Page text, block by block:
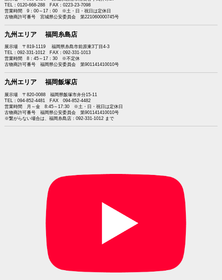
TEL：0120-668-288 FAX：0223-23-7098
営業時間 9：00～17：00 ※土・日・祝日は定休日
古物商許可番号 宮城県公安委員会 第221060000745号
九州エリア 福岡糸島店
展示場 〒819-1119 福岡県糸島市前原東3丁目4-3
TEL：092-331-1012 FAX：092-331-1013
営業時間 8：45～17：30 ※不定休
古物商許可番号 福岡県公安委員会 第901141410010号
九州エリア 福岡飯塚店
展示場 〒820-0088 福岡県飯塚市弁分15-11
TEL：094-852-4481 FAX 094-852-4482
営業時間 月～金 8:45～17:30 ※土・日・祝日は定休日
古物商許可番号 福岡県公安委員会 第901141410010号
※繋がらない場合は、福岡糸島店：092-331-1012 まで